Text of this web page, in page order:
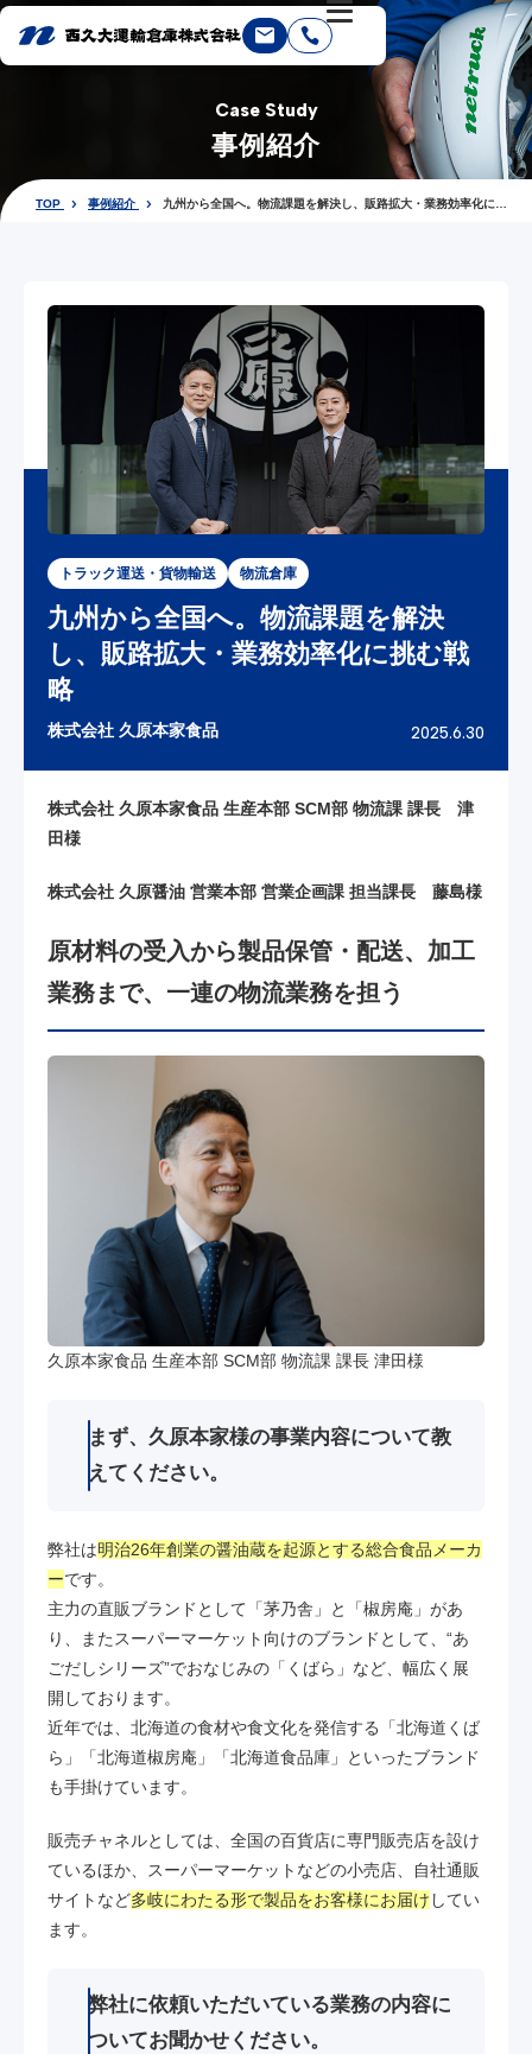
Case Study
事例紹介
TOP 事例紹介
九州から全国へ。物流課題を解決し、販路拡大・業務効率化に挑
トラック運送・貨物輸送 物流倉庫
九州から全国へ。物流課題を解決
し、販路拡大・業務効率化に挑む戦
略
株式会社 久原本家食品 2025.6.30
株式会社 久原本家食品 生産本部 SCM部 物流課 課長 津
田様
株式会社 久原醤油 営業本部 営業企画課 担当課長 藤島様
原材料の受入から製品保管・配送、加工
業務まで、一連の物流業務を担う
久原本家食品 生産本部 SCM部 物流課 課長 津田様
まず、久原本家様の事業内容について教
えてください。
弊社は明治26年創業の醤油蔵を起源とする総合食品メーカ
ーです。
主力の直販ブランドとして「茅乃舎」と「椒房庵」があ
り、またスーパーマーケット向けのブランドとして、“あ
ごだしシリーズ”でおなじみの「くばら」など、幅広く展
開しております。
近年では、北海道の食材や食文化を発信する「北海道くば
ら」「北海道椒房庵」「北海道食品庫」といったブランド
も手掛けています。
販売チャネルとしては、全国の百貨店に専門販売店を設け
ているほか、スーパーマーケットなどの小売店、自社通販
サイトなど多岐にわたる形で製品をお客様にお届け してい
ます。
弊社に依頼いただいている業務の内容に
ついてお聞かせください。